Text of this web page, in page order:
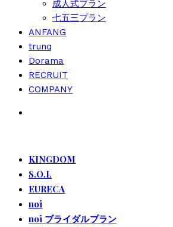
成人式プラン
七五三プラン
ANFANG
trunq
Dorama
RECRUIT
COMPANY
KINGDOM
S.O.L
EURECA
noi
noi ブライダルプラン